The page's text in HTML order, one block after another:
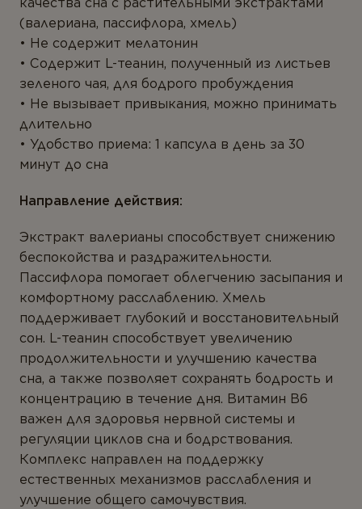
Антиоксиданты
Омега-3
Магний
Витамины
Мультивитамины
Комплексы
Белок и аминокислоты
Коэнзим
Растения
Ферменты
Вегетарианство и веганство
ЛИНЕЙКИ ПРОДУКТОВ
Серия для детей
качества сна с растительными экстрактами
(валериана, пассифлора, хмель)
Не содержит мелатонин
Содержит L-теанин, полученный из листьев
зеленого чая, для бодрого пробуждения
Не вызывает привыкания, можно принимать
длительно
Удобство приема: 1 капсула в день за 30
минут до сна
Направление действия:
Экстракт валерианы способствует снижению
беспокойства и раздражительности.
Пассифлора помогает облегчению засыпания и
комфортному расслаблению. Хмель
поддерживает глубокий и восстановительный
сон. L-теанин способствует увеличению
продолжительности и улучшению качества
сна, а также позволяет сохранять бодрость и
концентрацию в течение дня. Витамин B6
важен для здоровья нервной системы и
регуляции циклов сна и бодрствования.
Комплекс направлен на поддержку
естественных механизмов расслабления и
улучшение общего самочувствия.
ВАШ ГОРОД *
E-MAIL *
Вы соглашаетесь сПолитикой
конфиденциальностии даете согласие на
сбор и обработку персональных данных.
ОТПРАВИТЬ ОТЗЫВ